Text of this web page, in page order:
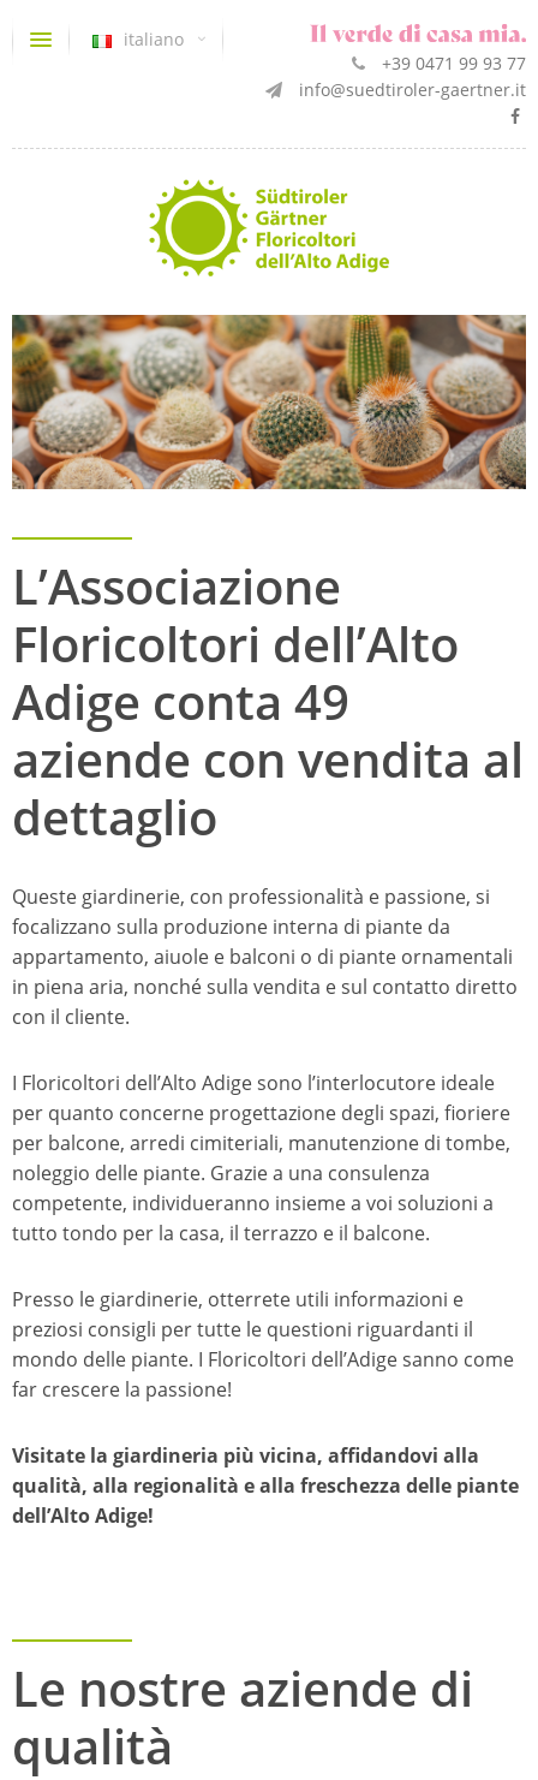
italiano
+39 0471 99 93 77
info@suedtiroler-gaertner.it
L’Associazione
Floricoltori dell’Alto
Adige conta 49
aziende con vendita al
dettaglio
Queste giardinerie, con professionalità e passione, si
focalizzano sulla produzione interna di piante da
appartamento, aiuole e balconi o di piante ornamentali
in piena aria, nonché sulla vendita e sul contatto diretto
con il cliente.
I Floricoltori dell’Alto Adige sono l’interlocutore ideale
per quanto concerne progettazione degli spazi, fioriere
per balcone, arredi cimiteriali, manutenzione di tombe,
noleggio delle piante. Grazie a una consulenza
competente, individueranno insieme a voi soluzioni a
tutto tondo per la casa, il terrazzo e il balcone.
Presso le giardinerie, otterrete utili informazioni e
preziosi consigli per tutte le questioni riguardanti il
mondo delle piante. I Floricoltori dell’Adige sanno come
far crescere la passione!
Visitate la giardineria più vicina, affidandovi alla
qualità, alla regionalità e alla freschezza delle piante
dell’Alto Adige!
Le nostre aziende di
qualità